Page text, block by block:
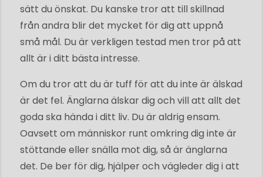
sätt du önskat. Du kanske tror att till skillnad
från andra blir det mycket för dig att uppnå
små mål. Du är verkligen testad men tror på att
allt är i ditt bästa intresse.
Om du tror att du är tuff för att du inte är älskad
är det fel. Änglarna älskar dig och vill att allt det
goda ska hända i ditt liv. Du är aldrig ensam.
Oavsett om människor runt omkring dig inte är
stöttande eller snälla mot dig, så är änglarna
det. De ber för dig, hjälper och vägleder dig i att